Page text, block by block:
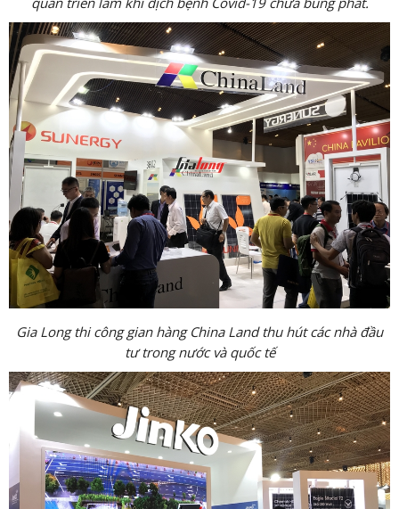
Gia Long thi công gian hàng China Land thu hút các nhà đầu
tư trong nước và quốc tế